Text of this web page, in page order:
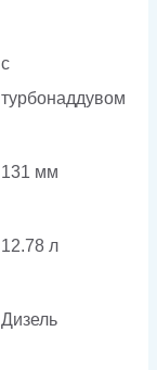
с
турбонаддувом
131 мм
12.78 л
Дизель